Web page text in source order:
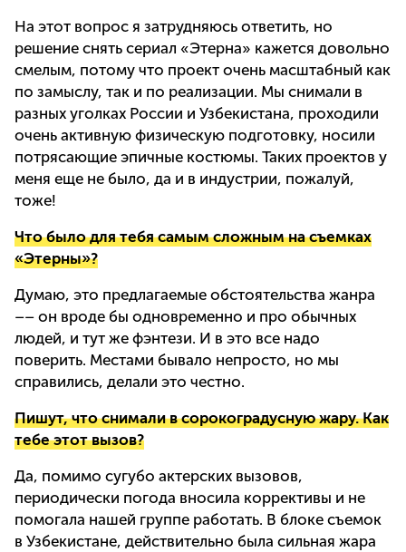
На этот вопрос я затрудняюсь ответить, но
решение снять сериал «Этерна» кажется довольно
смелым, потому что проект очень масштабный как
по замыслу, так и по реализации. Мы снимали в
разных уголках России и Узбекистана, проходили
очень активную физическую подготовку, носили
потрясающие эпичные костюмы. Таких проектов у
меня еще не было, да и в индустрии, пожалуй,
тоже!
Что было для тебя самым сложным на съемках
«Этерны»?
Думаю, это предлагаемые обстоятельства жанра
–– он вроде бы одновременно и про обычных
людей, и тут же фэнтези. И в это все надо
поверить. Местами бывало непросто, но мы
справились, делали это честно.
Пишут, что снимали в сорокоградусную жару. Как
тебе этот вызов?
Да, помимо сугубо актерских вызовов,
периодически погода вносила коррективы и не
помогала нашей группе работать. В блоке съемок
в Узбекистане, действительно была сильная жара